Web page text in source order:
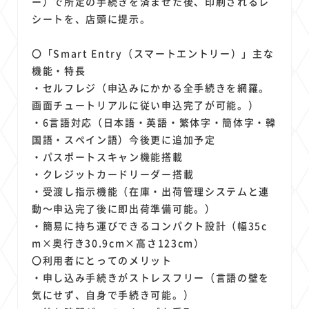
シートを、店頭に提示。
〇「Smart Entry（スマートエントリー）」主な
機能・特長
・セルフレジ（申込みにかかる全手続きを網羅。
画面チュートリアルに従い申込完了が可能。）
・6言語対応（日本語・英語・繁体字・簡体字・韓
国語・スペイン語）今後更に追加予定
・パスポートスキャン機能搭載
・クレジットカードリーダー搭載
・受渡し指示機能（在庫・出荷管理システムと連
動～申込完了後に即出荷準備可能。）
・簡易に持ち運びできるコンパクト設計（幅35c
m×奥行き30.9cm×高さ123cm）
〇利用者にとってのメリット
・申し込み手続きがストレスフリー（言語の壁を
気にせず、自身で手続き可能。）